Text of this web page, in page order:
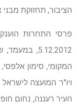
הציבור, תחזוקת מבני
פרסי התחרות
5.12.2012,
המקומי, סימון
ויו"ר המועצה
העיר רעננה, נחום